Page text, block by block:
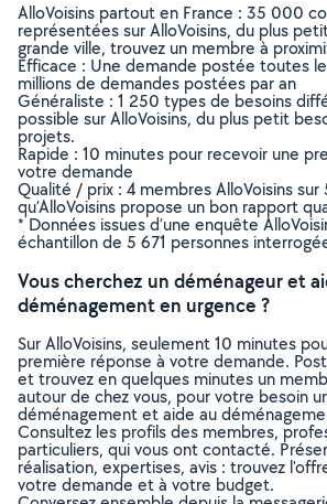
AlloVoisins partout en France : 35 000
représentées sur AlloVoisins, du plus
grande ville, trouvez un membre à
Efficace : Une demande postée toutes
millions de demandes postées par an
Généraliste : 1 250 types de besoins
possible sur AlloVoisins, du plus petit
projets.
Rapide : 10 minutes pour recevoir une
votre demande
Qualité / prix : 4 membres AlloVoisins
qu’AlloVoisins propose un bon rapport
* Données issues d’une enquête
échantillon de 5 671 personnes
Vous cherchez un déménageur et
déménagement en urgence ?
Sur AlloVoisins, seulement 10 minutes
première réponse à votre demande.
et trouvez en quelques minutes un
autour de chez vous, pour votre besoin
déménagement et aide au
Consultez les profils des membres,
particuliers, qui vous ont contacté.
réalisation, expertises, avis : trouvez
votre demande et à votre budget.